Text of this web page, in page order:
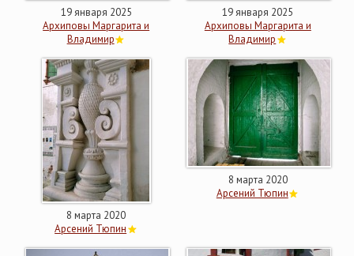
19 января 2025
Архиповы Маргарита и
Владимир
19 января 2025
Архиповы Маргарита и
Владимир
8 марта 2020
Арсений Тюпин
8 марта 2020
Арсений Тюпин